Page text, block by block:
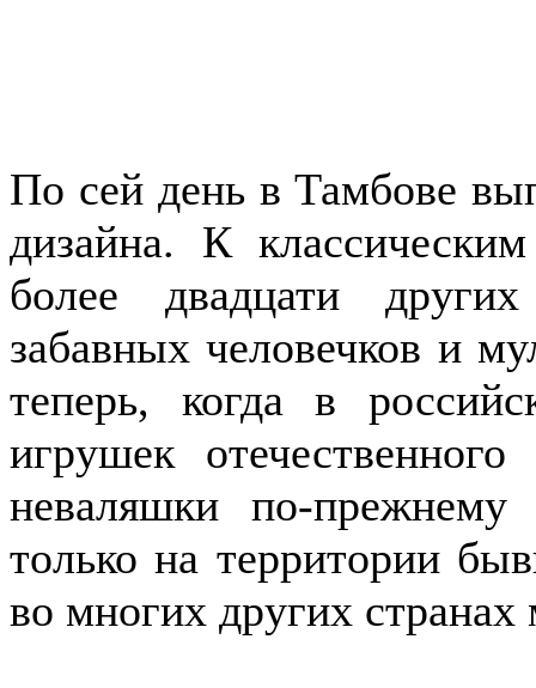
По сей день в Тамбове
дизайна. К
более двадцати
забавных человечков и
теперь, когда в
игрушек
неваляшки по-
только на территории
во многих других странах